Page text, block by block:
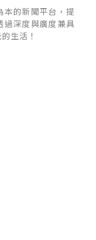
本的新聞平台，提
過深度與廣度兼具
生活！